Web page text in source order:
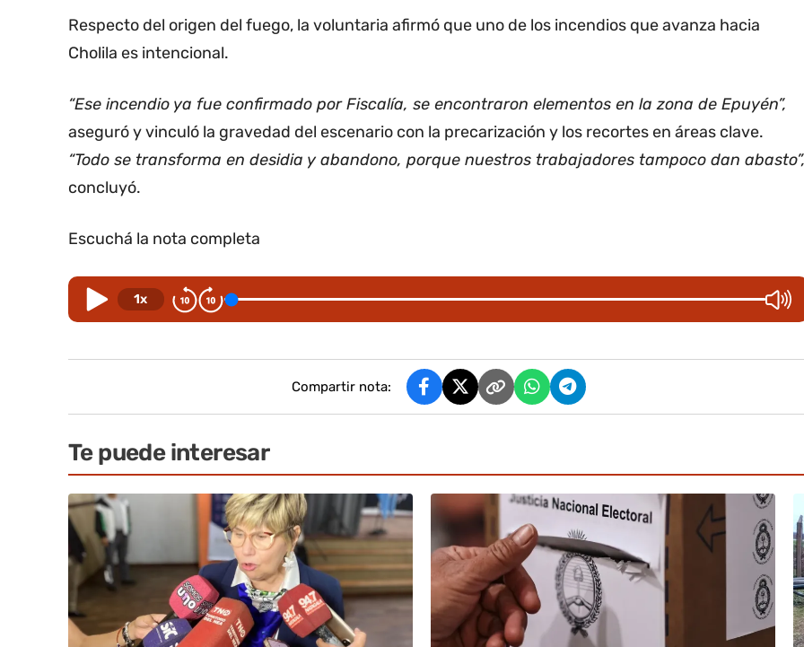
Respecto del origen del fuego, la voluntaria afirmó que uno de los incendios que avanza hacia
Cholila es intencional.
“Ese incendio ya fue confirmado por Fiscalía, se encontraron elementos en la zona de Epuyén”,
aseguró y vinculó la gravedad del escenario con la precarización y los recortes en áreas clave.
“Todo se transforma en desidia y abandono, porque nuestros trabajadores tampoco dan
concluyó.
Escuchá la nota completa
1x
Compartir nota:
Te puede interesar